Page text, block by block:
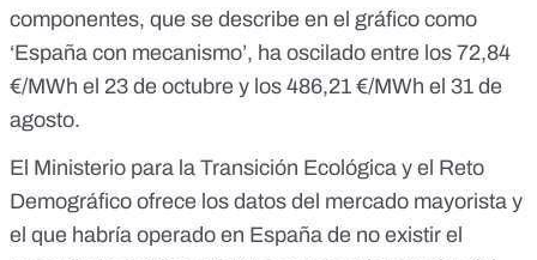
componentes, que se describe en el gráfico como
‘España con mecanismo’, ha oscilado entre los 72,84
€/MWh el 23 de octubre y los 486,21 €/MWh el 31 de
agosto.
El Ministerio para la Transición Ecológica y el Reto
Demográfico ofrece los datos del mercado mayorista y
el que habría operado en España de no existir el